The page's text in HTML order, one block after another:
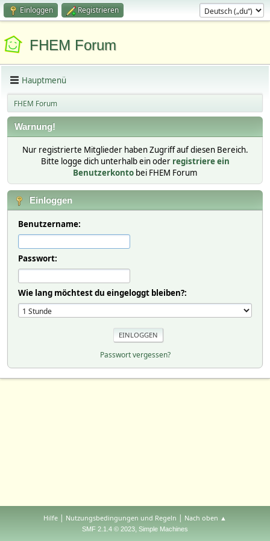
Einloggen Registrieren
FHEM Forum
Hauptmenü
FHEM Forum
Warnung!
Nur registrierte Mitglieder haben Zugriff auf diesen Bereich.
Bitte logge dich unterhalb ein oder registriere ein
Benutzerkonto bei FHEM Forum
Einloggen
Benutzername:
Passwort:
Wie lang möchtest du eingeloggt bleiben?:
Passwort vergessen?
Hilfe | Nutzungsbedingungen und Regeln | Nach oben ▲
SMF 2.1.4 © 2023, Simple Machines